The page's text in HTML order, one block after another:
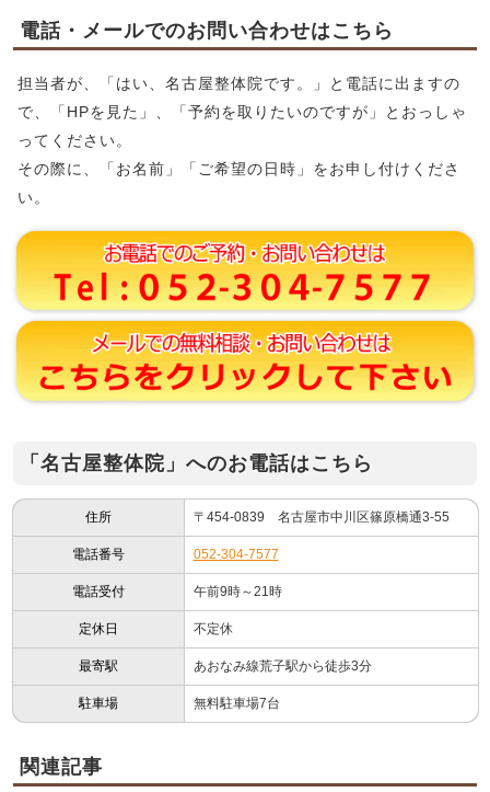
電話・メールでのお問い合わせはこちら
担当者が、「はい、名古屋整体院です。」と電話に出ますの
で、「HPを見た」、「予約を取りたいのですが」とおっしゃ
ってください。
その際に、「お名前」「ご希望の日時」をお申し付けくださ
い。
「名古屋整体院」へのお電話はこちら
住所 〒454-0839 名古屋市中川区篠原橋通3-55
電話番号 052-304-7577
電話受付 午前9時～21時
定休日 不定休
最寄駅 あおなみ線荒子駅から徒歩3分
駐車場 無料駐車場7台
関連記事